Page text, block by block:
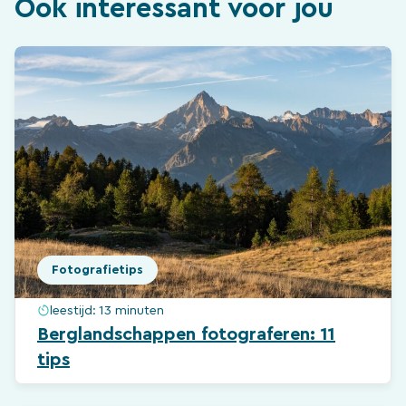
Ook interessant voor jou
Fotografietips
leestijd: 13 minuten
Berglandschappen fotograferen: 11
tips